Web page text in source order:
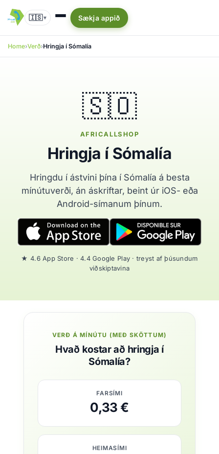
🇮🇸▾ Sækja appið
Home Verð Hringja í Sómalía
🇸🇴
AFRICALLSHOP
Hringja í Sómalía
Hringdu í ástvini þína í Sómalía á besta
mínútuverði, án áskriftar, beint úr iOS- eða
Android-símanum þínum.
★ 4.6 App Store · 4.4 Google Play · treyst af þúsundum
viðskiptavina
VERÐ Á MÍNÚTU (MEÐ SKÖTTUM)
Hvað kostar að hringja í
Sómalía?
FARSÍMI
0,33 €
HEIMASÍMI